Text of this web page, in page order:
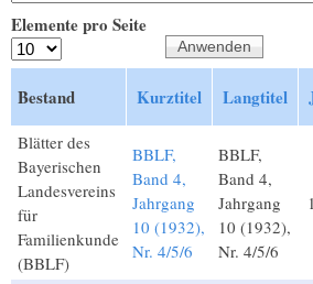
Elemente pro Seite
Bestand Kurztitel Langtitel
Blätter des
Bayerischen
Landesvereins
für
Familienkunde
(BBLF)
BBLF,
Band 4,
Jahrgang
10 (1932),
Nr. 4/5/6
BBLF,
Band 4,
Jahrgang
10 (1932),
Nr. 4/5/6